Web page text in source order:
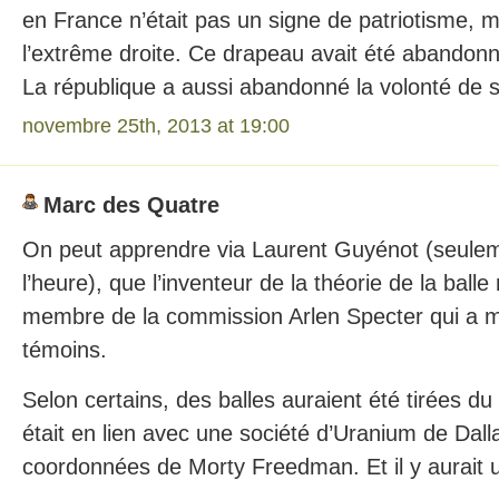
en France n’était pas un signe de patriotisme,
l’extrême droite. Ce drapeau avait été
La république a aussi abandonné la volonté de
novembre 25th, 2013 at 19:00
Marc des Quatre
On peut apprendre via Laurent Guyénot
l’heure), que l’inventeur de la théorie de la
membre de la commission Arlen Specter qui a
témoins.
Selon certains, des balles auraient été tirées
était en lien avec une société d’Uranium de
coordonnées de Morty Freedman. Et il y aurait